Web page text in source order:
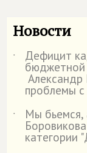
Новости
˙ Дефицит
бюджетной
проблемы
˙
Мы бьемся,
категории